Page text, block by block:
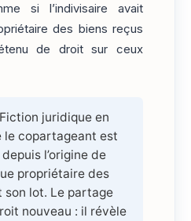
si l’indivisaire avait
des biens reçus
de droit sur ceux
Fiction juridique en
le copartageant est
l’origine de
propriétaire des
son lot. Le partage
nouveau : il révèle